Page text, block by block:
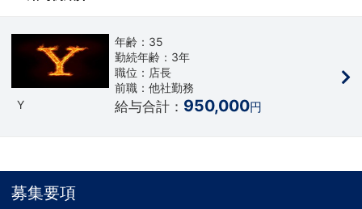
Y
年齢：35
勤続年齢：3年
職位：店長
前職：他社勤務
給与合計： 950,000円
募集要項